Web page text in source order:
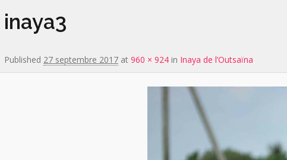
inaya3
Published 27 septembre 2017 at 960 × 924 in Inaya de l’Outsaïna